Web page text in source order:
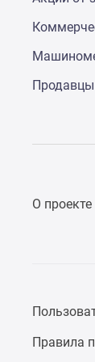
О проекте
Правила